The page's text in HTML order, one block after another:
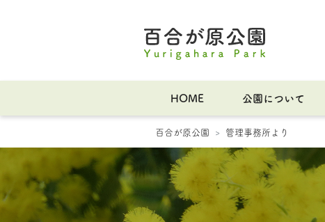
HOME 公園について
百合が原公園 管理事務所より